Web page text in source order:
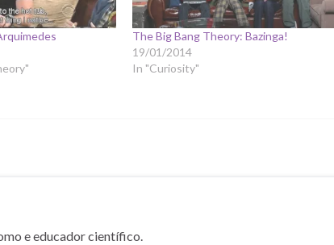
The Big Bang Theory: Bazinga!
19/01/2014
In "Curiosity"
e educador científico.